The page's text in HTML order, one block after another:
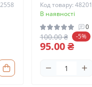
Код товару:
В наявності
0
100.00 ₴ -5%
95.00 ₴